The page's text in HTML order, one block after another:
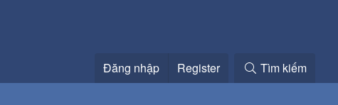
Đăng nhập Register Tìm kiếm